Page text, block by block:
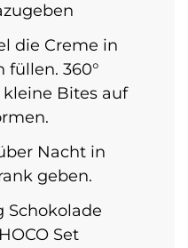
die Creme in
füllen. 360°
Bites auf
Nacht in
geben.
Schokolade
Set